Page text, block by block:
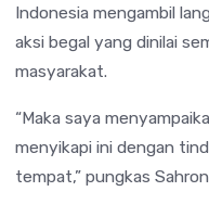
Indonesia mengambil
aksi begal yang dinilai
masyarakat.
“Maka saya
menyikapi ini dengan
tempat,” pungkas